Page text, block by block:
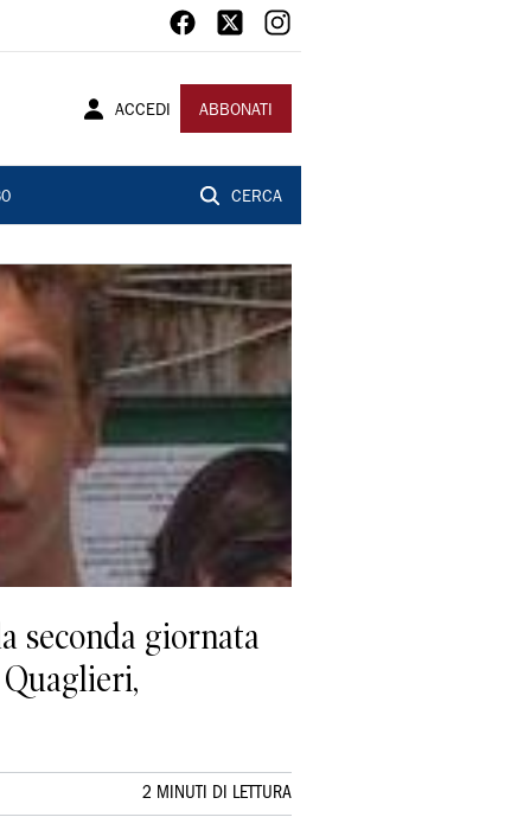
ACCEDI ABBONATI
CERCA
seconda giornata
2 MINUTI DI LETTURA